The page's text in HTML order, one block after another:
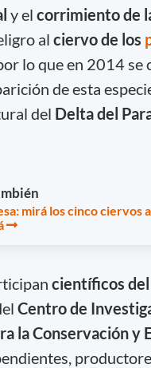
y el corrimiento de
al ciervo de los
lo que en 2014 se
de esta
del Delta del
mirá los cinco ciervos
científicos del
Centro de
la Conservación y